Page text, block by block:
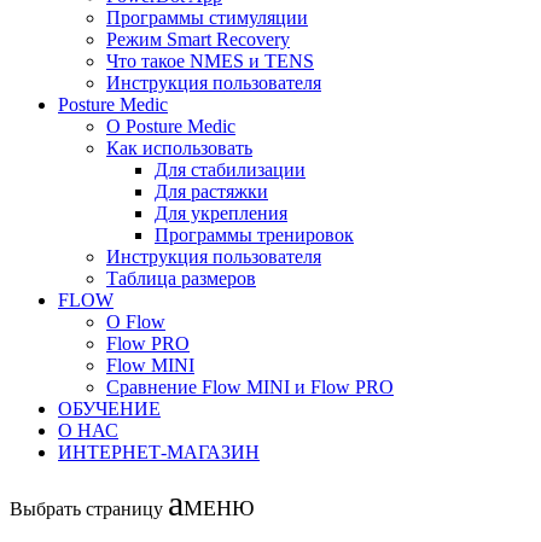
Программы стимуляции
Рeжим Smart Recovery
Что такое NMES и TENS
Инструкция пользователя
Posture Medic
О Posture Medic
Как использовать
Для стабилизации
Для растяжки
Для укрепления
Программы тренировок
Инструкция пользователя
Таблица размеров
FLOW
О Flow
Flow PRO
Flow MINI
Сравнение Flow MINI и Flow PRO
ОБУЧЕНИЕ
О НАС
ИНТЕРНЕТ-МАГАЗИН
Выбрать страницу